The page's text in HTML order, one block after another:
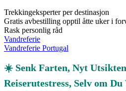
Trekkingeksperter per destinasjon
Gratis avbestilling opptil åtte uker i
Rask personlig råd
Vandreferie
Vandreferie Portugal
☀️ Senk Farten, Nyt
Reiserutestress, Selv om